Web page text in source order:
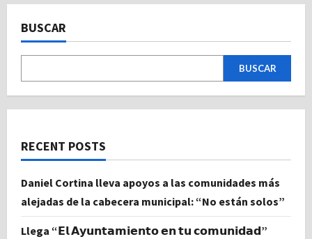
BUSCAR
BUSCAR
RECENT POSTS
Daniel Cortina lleva apoyos a las comunidades más
alejadas de la cabecera municipal: “No están solos”
Llega “𝗘𝗹 𝗔𝘆𝘂𝗻𝘁𝗮𝗺𝗶𝗲𝗻𝘁𝗼 𝗲𝗻 𝘁𝘂 𝗰𝗼𝗺𝘂𝗻𝗶𝗱𝗮𝗱”